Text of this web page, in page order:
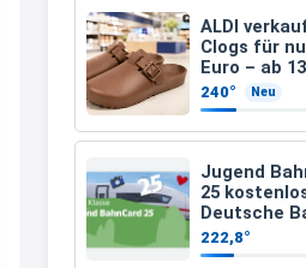
ALDI
Clogs für
Euro – ab
August gibt
in drei
240° Neu
Jugend
25
Deutsche
verschenkt
BahnCard an
222,8°
müsste schon
nochmal
Rabattcodes
Warenkorb oder
VOR dem Kauf
17:06
↩